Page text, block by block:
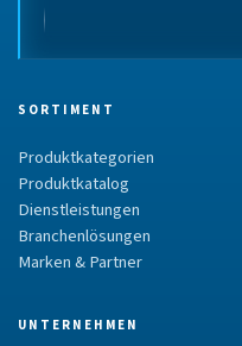
SORTIMENT
Produktkategorien
Produktkatalog
Dienstleistungen
Branchenlösungen
Marken & Partner
UNTERNEHMEN